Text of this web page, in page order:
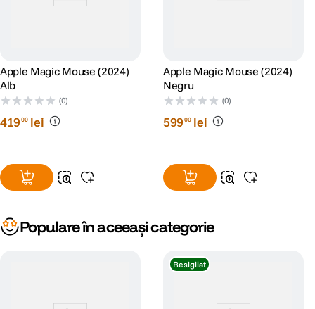
Apple Magic Mouse (2024)
Alb
(0)
41900 lei
Apple Magic Mouse (2024)
Negru
(0)
59900 lei
Populare în aceeași categorie
Resigilat